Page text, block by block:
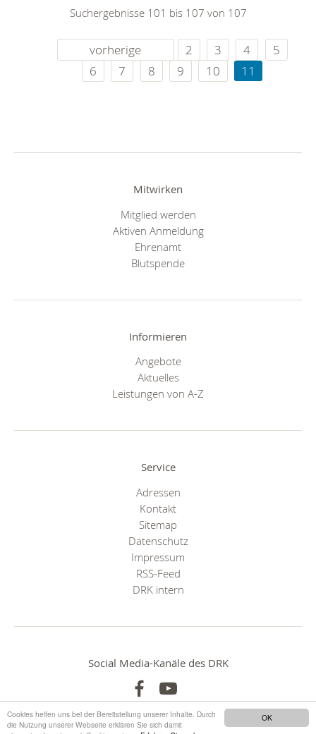
OK
Cookies helfen uns bei der Bereitstellung unserer Inhalte. Durch
die Nutzung unserer Webseite erklären Sie sich damit
Suchergebnisse 101 bis 107 von 107
vorherige 2 3 4
5
6
7 8 9 10 11
Mitwirken
Mitglied werden
Aktiven Anmeldung
Ehrenamt
Blutspende
Informieren
Angebote
Aktuelles
Leistungen von A-Z
Service
Adressen
Kontakt
Sitemap
Datenschutz
Impressum
RSS-Feed
DRK intern
Social Media-Kanäle des DRK